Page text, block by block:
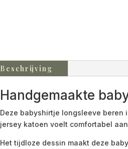
Beschrijving
Handgemaakte
Deze babyshirtje longsleeve beren
jersey katoen voelt comfortabel
Het tijdloze dessin maakt deze